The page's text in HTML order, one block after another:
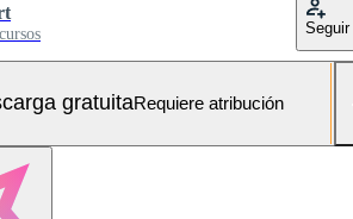
Seguir
gratuitaRequiere atribución